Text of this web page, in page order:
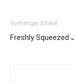
Vorheriger Artikel
Freshly Squeezed